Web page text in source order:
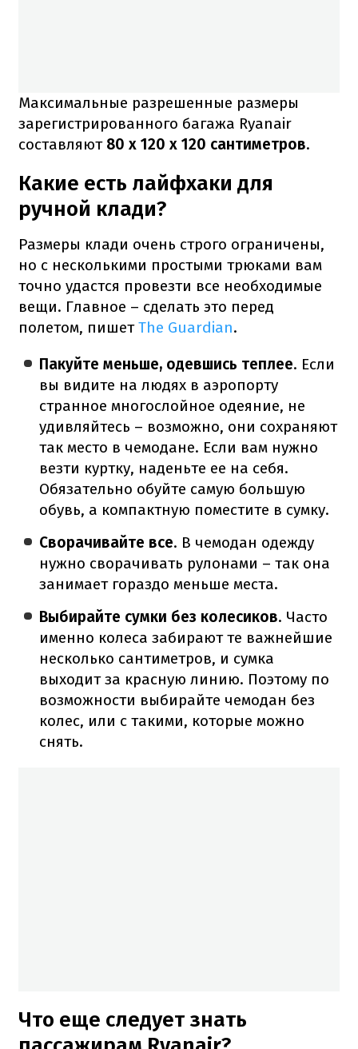
Максимальные разрешенные размеры
зарегистрированного багажа Ryanair
составляют 80 x 120 x 120 сантиметров.
Какие есть лайфхаки для
ручной клади?
Размеры клади очень строго ограничены,
но с несколькими простыми трюками вам
точно удастся провезти все необходимые
вещи. Главное – сделать это перед
полетом, пишетThe Guardian.
Пакуйте меньше, одевшись теплее. Если
вы видите на людях в аэропорту
странное многослойное одеяние, не
удивляйтесь – возможно, они сохраняют
так место в чемодане. Если вам нужно
везти куртку, наденьте ее на себя.
Обязательно обуйте самую большую
обувь, а компактную поместите в сумку.
Сворачивайте все. В чемодан одежду
нужно сворачивать рулонами – так она
занимает гораздо меньше места.
Выбирайте сумки без колесиков. Часто
именно колеса забирают те важнейшие
несколько сантиметров, и сумка
выходит за красную линию. Поэтому по
возможности выбирайте чемодан без
колес, или с такими, которые можно
снять.
Что еще следует знать